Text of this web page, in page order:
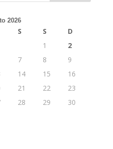
2026
S S
D
1
2
7 8
9
14 15
16
21 22
23
28 29
30